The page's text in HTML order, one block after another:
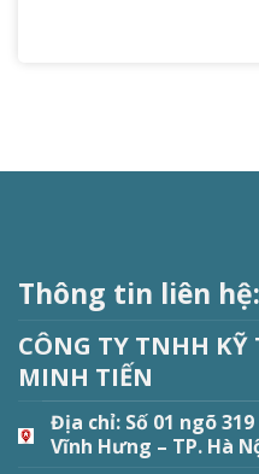
Thông tin liên hệ:
CÔNG TY TNHH KỸ
MINH TIẾN
Địa chỉ: Số 01 ngõ
Vĩnh Hưng – TP. Hà